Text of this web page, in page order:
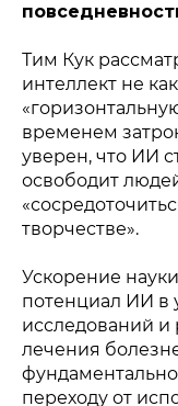
Тим Кук
интеллект не
временем
уверен, что ИИ
освободит
творчестве».
Ускорение
потенциал ИИ в
исследований и
лечения
переходу от